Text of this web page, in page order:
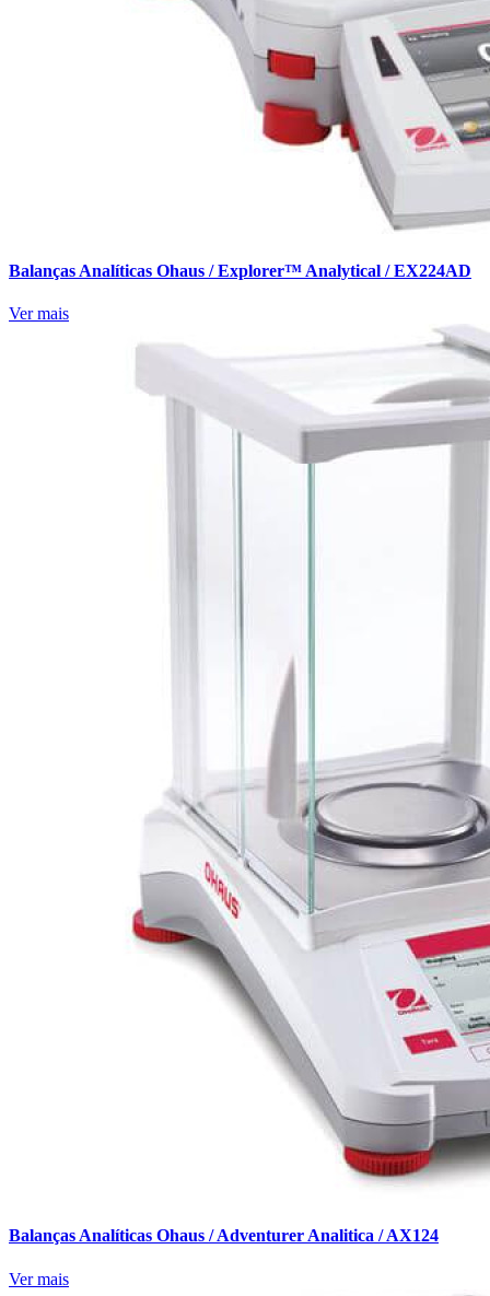
Balanças Analíticas Ohaus / Explorer™ Analytical / EX224AD
Ver mais
Balanças Analíticas Ohaus / Adventurer Analitica / AX124
Ver mais